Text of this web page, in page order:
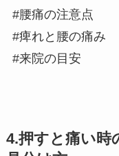
#腰痛の注意点
#痺れと腰の痛み
#来院の目安
4.押すと痛い時